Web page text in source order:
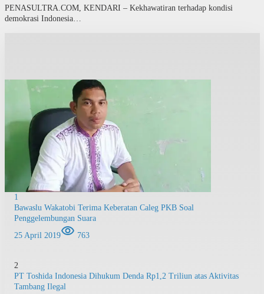
PENASULTRA.COM, KENDARI – Kekhawatiran terhadap kondisi
demokrasi Indonesia…
1
Bawaslu Wakatobi Terima Keberatan Caleg PKB Soal
Penggelembungan Suara
25 April 2019
763
2
PT Toshida Indonesia Dihukum Denda Rp1,2 Triliun atas Aktivitas
Tambang Ilegal